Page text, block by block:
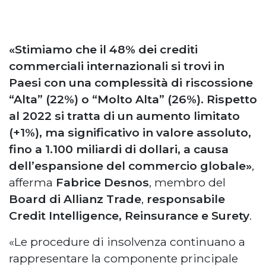
«Stimiamo che il 48% dei crediti
commerciali internazionali si trovi in
Paesi con una complessità di riscossione
“Alta” (22%) o “Molto Alta” (26%). Rispetto
al 2022 si tratta di un aumento limitato
(+1%), ma significativo in valore assoluto,
fino a 1.100 miliardi di dollari, a causa
dell’espansione del commercio globale»,
afferma Fabrice Desnos, membro del
Board di Allianz Trade, responsabile
Credit Intelligence, Reinsurance e Surety.
«Le procedure di insolvenza continuano a
rappresentare la componente principale